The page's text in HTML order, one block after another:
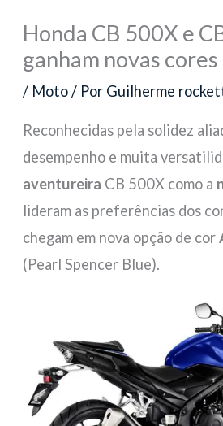
Honda CB 500X e
ganham novas cores
/ Moto/ Por Guilherme
Reconhecidas pela solidez
desempenho e muita
aventureira CB 500X como a
lideram as preferências dos
chegam em nova opção de cor
(Pearl Spencer Blue).